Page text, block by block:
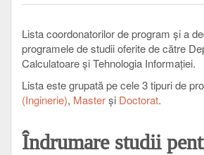
Lista coordonatorilor de program şi a
programele de studii oferite de către
Calculatoare şi Tehnologia Informaţiei.
Lista este grupată pe cele 3 tipuri de
(Inginerie), Masterşi Doctorat.
Îndrumare studii